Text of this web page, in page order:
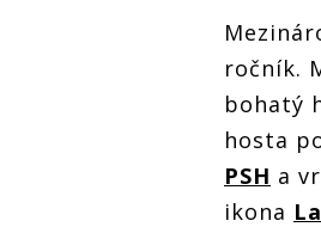
ročník.
bohatý
hosta
PSH a
ikona